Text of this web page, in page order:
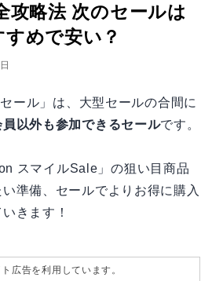
攻略法 次のセールは
めで安い？
ール」は、大型セールの合間に
員以外も参加できるセールです。
スマイルSale」の狙い目商品
準備、セールでよりお得に購入
きます！
広告を利用しています。